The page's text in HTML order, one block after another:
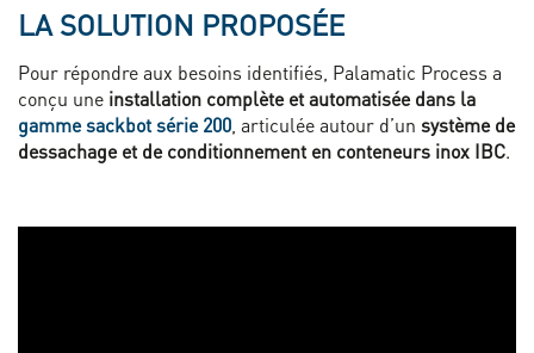
LA SOLUTION PROPOSÉE
Pour répondre aux besoins identifiés, Palamatic Process a
conçu une installation complète et automatisée dans la
gamme sackbot série 200 , articulée autour d’un système de
dessachage et de conditionnement en conteneurs inox IBC.